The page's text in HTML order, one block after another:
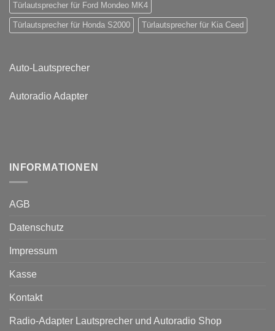
Türlautsprecher für Ford Mondeo MK4
Türlautsprecher für Honda S2000 Türlautsprecher für Kia Ceed
Auto-Lautsprecher
Autoradio Adapter
INFORMATIONEN
AGB
Datenschutz
Impressum
Kasse
Kontakt
Radio-Adapter Lautsprecher und Autoradio Shop